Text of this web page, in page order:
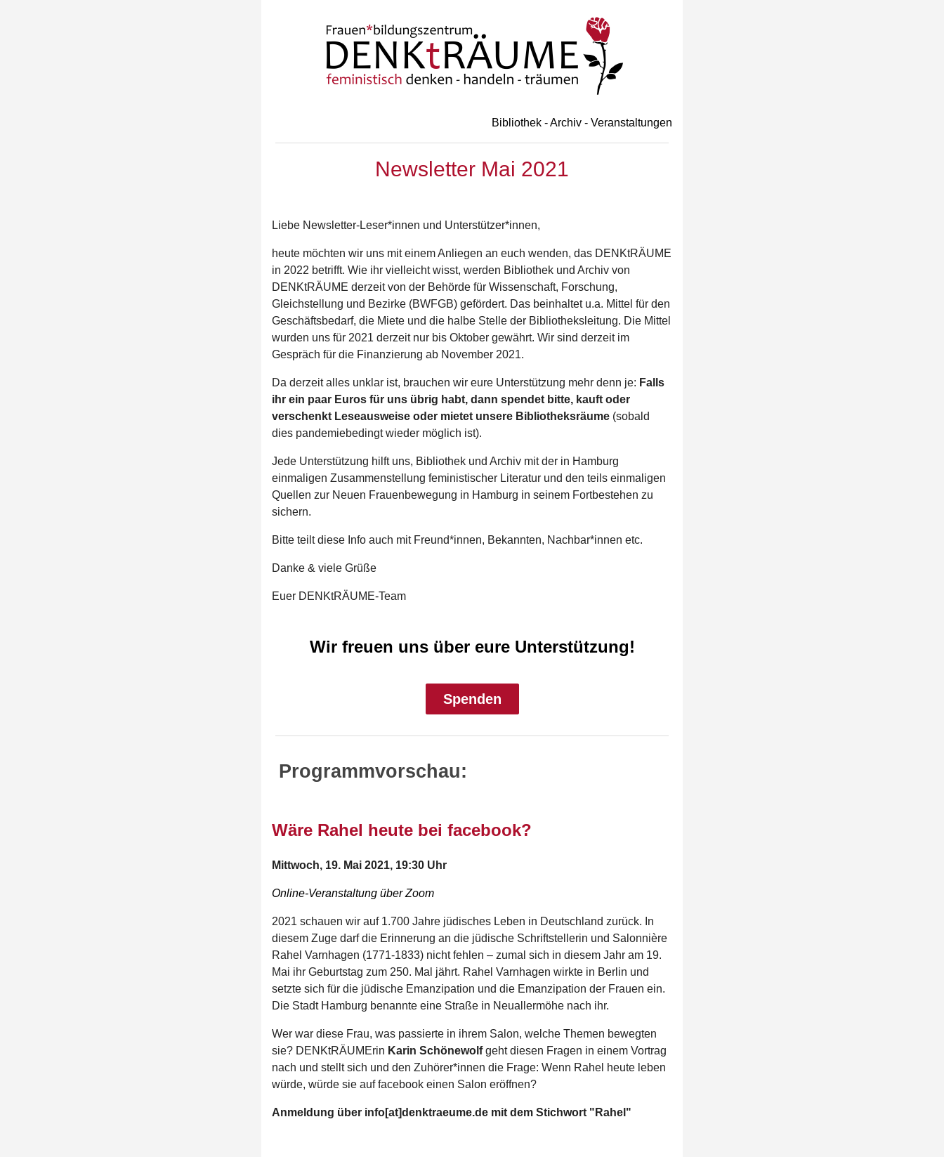
Bibliothek - Archiv - Veranstaltungen
Newsletter Mai 2021
Liebe Newsletter-Leser*innen und Unterstützer*innen,
heute möchten wir uns mit einem Anliegen an euch wenden, das DENKtRÄUME
in 2022 betrifft. Wie ihr vielleicht wisst, werden Bibliothek und Archiv von
DENKtRÄUME derzeit von der Behörde für Wissenschaft, Forschung,
Gleichstellung und Bezirke (BWFGB) gefördert. Das beinhaltet u.a. Mittel für den
Geschäftsbedarf, die Miete und die halbe Stelle der Bibliotheksleitung. Die Mittel
wurden uns für 2021 derzeit nur bis Oktober gewährt. Wir sind derzeit im
Gespräch für die Finanzierung ab November 2021.
Da derzeit alles unklar ist, brauchen wir eure Unterstützung mehr denn je: Falls
ihr ein paar Euros für uns übrig habt, dann spendet bitte, kauft oder
verschenkt Leseausweise oder mietet unsere Bibliotheksräume (sobald
dies pandemiebedingt wieder möglich ist).
Jede Unterstützung hilft uns, Bibliothek und Archiv mit der in Hamburg
einmaligen Zusammenstellung feministischer Literatur und den teils einmaligen
Quellen zur Neuen Frauenbewegung in Hamburg in seinem Fortbestehen zu
sichern.
Bitte teilt diese Info auch mit Freund*innen, Bekannten, Nachbar*innen etc.
Danke & viele Grüße
Euer DENKtRÄUME-Team
Wir freuen uns über eure Unterstützung!
Spenden
Programmvorschau:
Wäre Rahel heute bei facebook?
Mittwoch, 19. Mai 2021, 19:30 Uhr
Online-Veranstaltung über Zoom
2021 schauen wir auf 1.700 Jahre jüdisches Leben in Deutschland zurück. In
diesem Zuge darf die Erinnerung an die jüdische Schriftstellerin und Salonnière
Rahel Varnhagen (1771-1833) nicht fehlen – zumal sich in diesem Jahr am 19.
Mai ihr Geburtstag zum 250. Mal jährt. Rahel Varnhagen wirkte in Berlin und
setzte sich für die jüdische Emanzipation und die Emanzipation der Frauen ein.
Die Stadt Hamburg benannte eine Straße in Neuallermöhe nach ihr.
Wer war diese Frau, was passierte in ihrem Salon, welche Themen bewegten
sie? DENKtRÄUMErin Karin Schönewolfgeht diesen Fragen in einem Vortrag
nach und stellt sich und den Zuhörer*innen die Frage: Wenn Rahel heute leben
würde, würde sie auf facebook einen Salon eröffnen?
Anmeldung über info[at]denktraeume.de mit dem Stichwort "Rahel"